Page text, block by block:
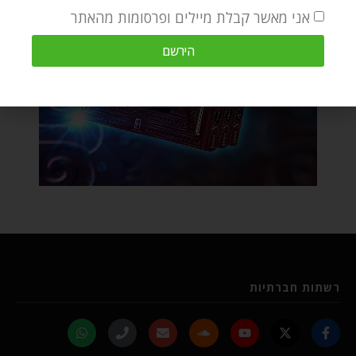
רשתות חברתיות
אני מאשר קבלת מיילים ופרסומות מהאתר
הירשם